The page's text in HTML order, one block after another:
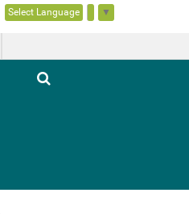
Select Language ▼